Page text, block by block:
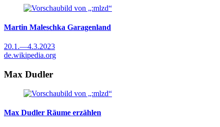
Martin Maleschka Garagenland
20.1.—4.3.2023
de.wikipedia.org
Max Dudler
Max Dudler Räume erzählen